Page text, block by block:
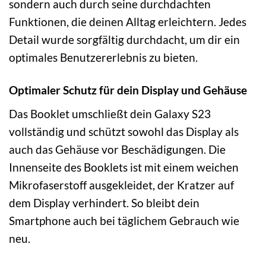
sondern auch durch seine durchdachten
Funktionen, die deinen Alltag erleichtern. Jedes
Detail wurde sorgfältig durchdacht, um dir ein
optimales Benutzererlebnis zu bieten.
Optimaler Schutz für dein Display und Gehäuse
Das Booklet umschließt dein Galaxy S23
vollständig und schützt sowohl das Display als
auch das Gehäuse vor Beschädigungen. Die
Innenseite des Booklets ist mit einem weichen
Mikrofaserstoff ausgekleidet, der Kratzer auf
dem Display verhindert. So bleibt dein
Smartphone auch bei täglichem Gebrauch wie
neu.